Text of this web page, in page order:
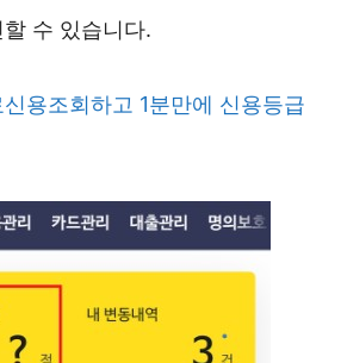
수 있습니다.
용조회하고 1분만에 신용등급